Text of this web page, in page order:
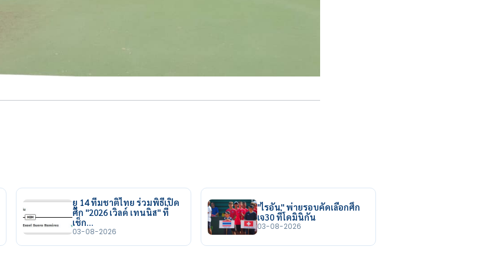
ยู 14 ทีมชาติไทย ร่วมพิธีเปิด
ศึก "2026 เวิลด์ เทนนิส" ที่
เช็ก…
03-08-2026
"ไรอัน" พ่ายรอบคัดเลือกศึก
เจ30 ที่โดมินิกัน
03-08-2026